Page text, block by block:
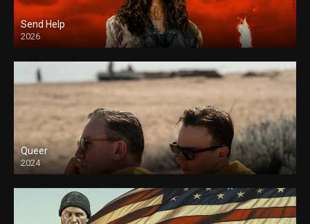
Send Help
2026
Queer
2024